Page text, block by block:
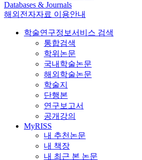
Databases & Journals
해외전자자료 이용안내
학술연구정보서비스 검색
통합검색
학위논문
국내학술논문
해외학술논문
학술지
단행본
연구보고서
공개강의
MyRISS
내 추천논문
내 책장
내 최근 본 논문